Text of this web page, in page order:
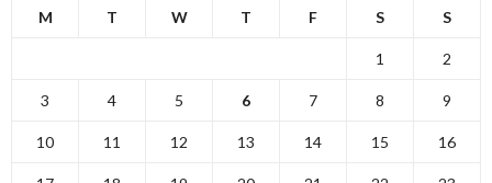
M T W T F S S
1 2
3 4 5 6 7 8 9
10 11 12 13 14 15 16